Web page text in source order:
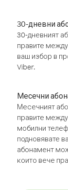
30-дневни
30-дневният
правите
ваш избор в
Viber.
Месечни
Месечният
правите
мобилни
подновявате
абонамент
които вече